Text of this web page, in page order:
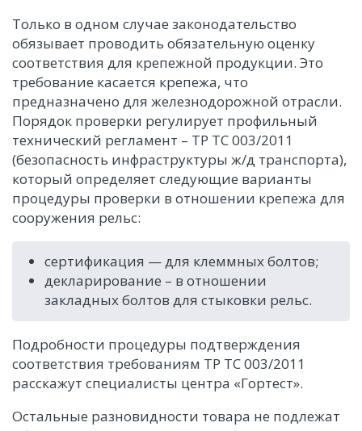
Только в одном случае законодательство
обязывает проводить обязательную оценку
соответствия для крепежной продукции. Это
требование касается крепежа, что
предназначено для железнодорожной отрасли.
Порядок проверки регулирует профильный
технический регламент – ТР ТС 003/2011
(безопасность инфраструктуры ж/д транспорта),
который определяет следующие варианты
процедуры проверки в отношении крепежа для
сооружения рельс:
сертификация — для клеммных болтов;
декларирование – в отношении
закладных болтов для стыковки рельс.
Подробности процедуры подтверждения
соответствия требованиям ТР ТС 003/2011
расскажут специалисты центра «Гортест».
Остальные разновидности товара не подлежат